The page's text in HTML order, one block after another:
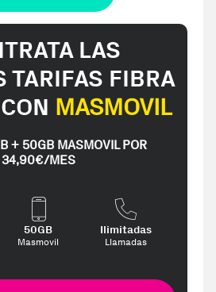
LAS
TARIFAS FIBRA
MASMOVIL
+ 50GB MASMOVIL POR
34,90€/MES
50GB
Masmovil
Ilimitadas
Llamadas